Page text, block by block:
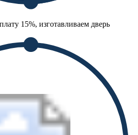
15%, изготавливаем дверь